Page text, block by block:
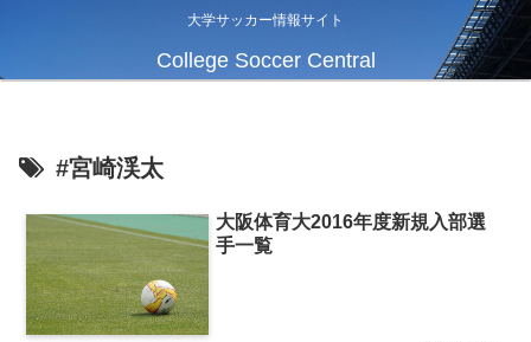
大学サッカー情報サイト
College Soccer Central
#宮崎渓太
大阪体育大2016年度新規入部選
手一覧